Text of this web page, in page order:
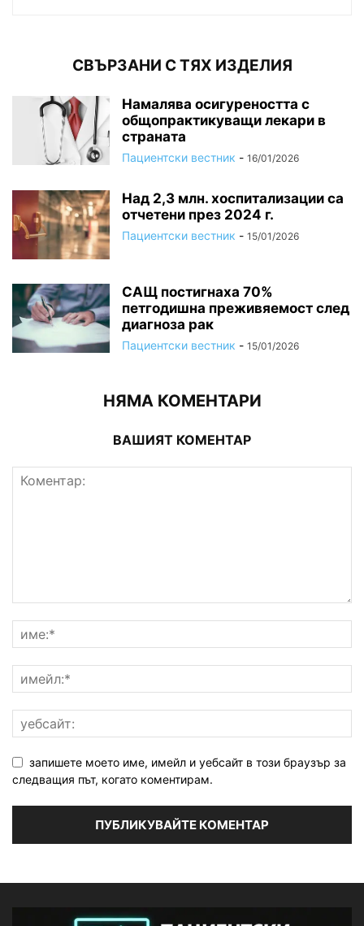
СВЪРЗАНИ С ТЯХ ИЗДЕЛИЯ
Намалява осигуреността с
общопрактикуващи лекари в
страната
Пациентски вестник - 16/01/2026
Над 2,3 млн. хоспитализации са
отчетени през 2024 г.
Пациентски вестник - 15/01/2026
САЩ постигнаха 70%
петгодишна преживяемост след
диагноза рак
Пациентски вестник - 15/01/2026
НЯМА КОМЕНТАРИ
ВАШИЯТ КОМЕНТАР
запишете моето име, имейл и уебсайт в този браузър за
следващия път, когато коментирам.